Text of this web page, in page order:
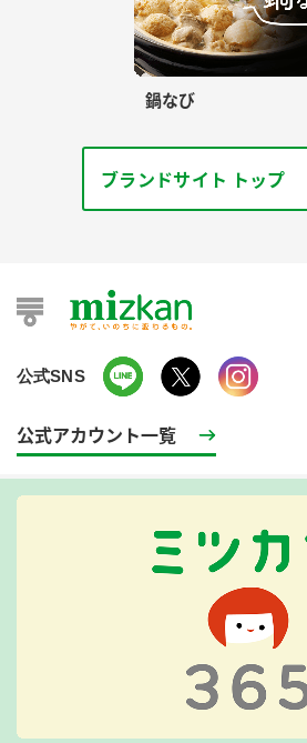
鍋なび
ブランドサイト トップ
公式SNS
公式アカウント一覧